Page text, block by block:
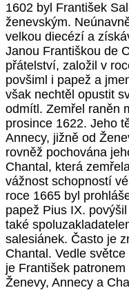
1602 byl František
ženevským.
velkou diecézí a
Janou Františkou de
přátelství, založil v
povšiml i papež a
však nechtěl opustit
odmítl. Zemřel raněn
prosince 1622. Je­ho
Annecy, jižně od
rovněž pochována
Chantal, která
váž­nost schopností
roce 1665 byl
papež Pius IX.
také
salesiánek. Často je
Chantal. Vedle
je František
Ženevy, Annecy a